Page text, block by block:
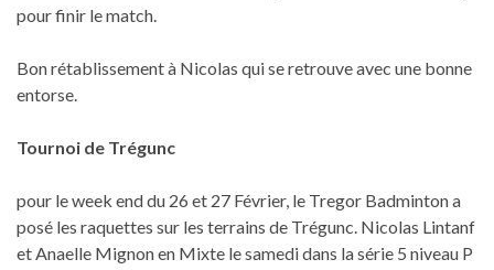
pour finir le match.
Bon rétablissement à Nicolas qui se retrouve avec une bonne
entorse.
Tournoi de Trégunc
pour le week end du 26 et 27 Février, le Tregor Badminton a
posé les raquettes sur les terrains de Trégunc. Nicolas Lintanf
et Anaelle Mignon en Mixte le samedi dans la série 5 niveau P